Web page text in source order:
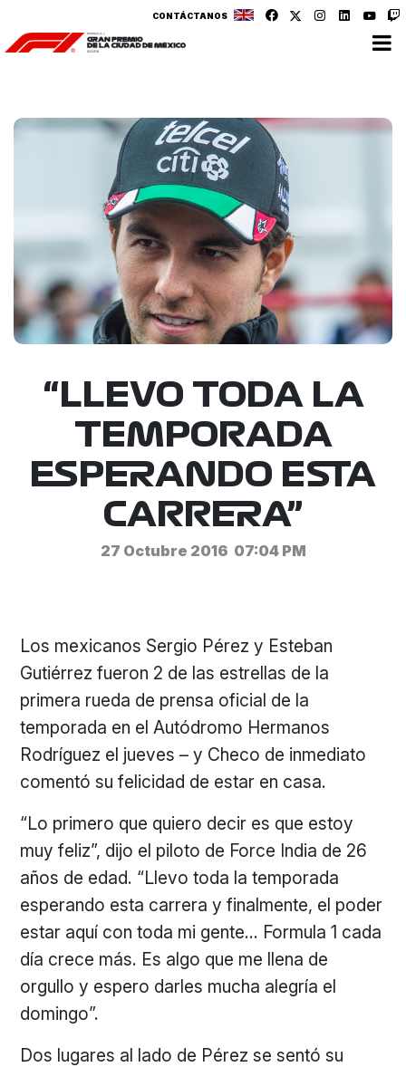
CONTÁCTANOS
“LLEVO TODA LA
TEMPORADA
ESPERANDO ESTA
CARRERA”
27 Octubre 2016 07:04 PM
Los mexicanos Sergio Pérez y Esteban
Gutiérrez fueron 2 de las estrellas de la
primera rueda de prensa oficial de la
temporada en el Autódromo Hermanos
Rodríguez el jueves – y Checo de inmediato
comentó su felicidad de estar en casa.
“Lo primero que quiero decir es que estoy
muy feliz”, dijo el piloto de Force India de 26
años de edad. “Llevo toda la temporada
esperando esta carrera y finalmente, el poder
estar aquí con toda mi gente… Formula 1 cada
día crece más. Es algo que me llena de
orgullo y espero darles mucha alegría el
domingo”.
Dos lugares al lado de Pérez se sentó su